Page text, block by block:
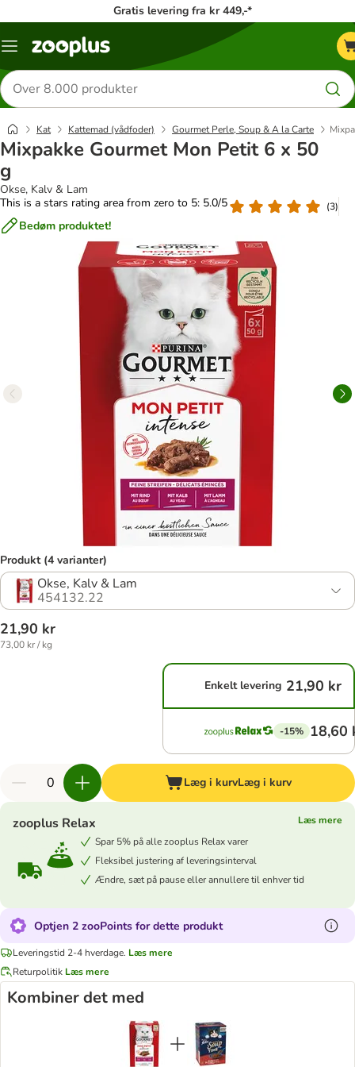
Gratis levering fra kr 449,-*
Menu
Søg
efter
produkter
Kat Kattemad (vådfoder) Gourmet Perle, Soup & A la Carte
Mixpakke Gourmet Mon Petit 6 x 50
g
Okse, Kalv & Lam
This is a stars rating area from zero to 5: 5.0/5
(3)
Bedøm produktet!
Produkt (4 varianter)
Okse, Kalv & Lam
454132.22
21,90 kr
73,00 kr / kg
Enkelt levering 21,90 kr
-15% 18,60
Læg i kurvLæg i kurv
zooplus Relax
Læs mere
Spar 5% på alle zooplus Relax varer
Fleksibel justering af leveringsinterval
Ændre, sæt på pause eller annullere til enhver tid
Optjen 2 zooPoints for dette produkt
Leveringstid 2-4 hverdage. Læs mere
Returpolitik Læs mere
Kombiner det med